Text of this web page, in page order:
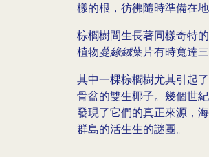
樣的根，彷彿隨時準備在地
棕櫚樹間生長著同樣奇特的
植物蔓綠絨葉片有時寬達
其中一棵棕櫚樹尤其引起
骨盆的雙生椰子。幾個世
發現了它們的真正來源，
群島的活生生的謎團。